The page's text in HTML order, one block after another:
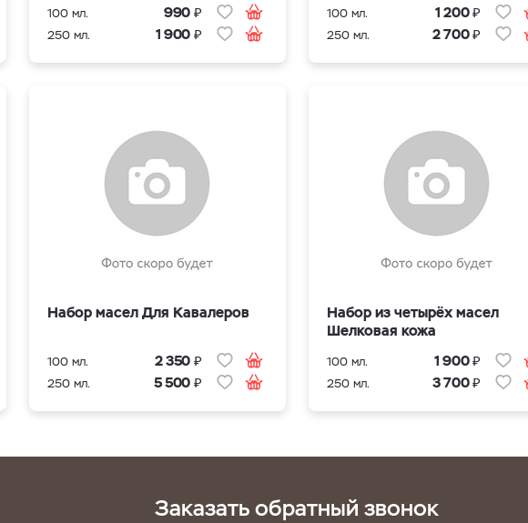
100 мл. 990 ₽
250 мл. 1 900 ₽
100 мл. 1 200₽
250 мл. 2 700₽
Набор масел Для Кавалеров
100 мл. 2 350 ₽
250 мл. 5 500 ₽
Набор из четырёх масел
Шелковая кожа
100 мл. 1 900₽
250 мл. 3 700₽
Заказать обратный звонок